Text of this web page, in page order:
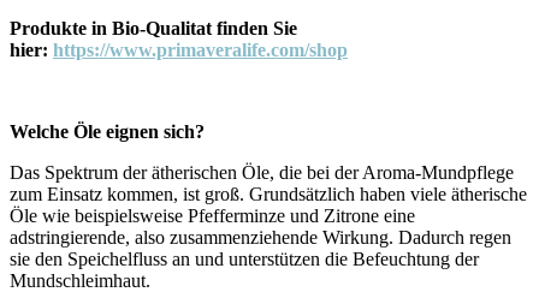
Produkte in Bio-Qualitat finden Sie
hier: https://www.primaveralife.com/shop
Welche Öle eignen sich?
Das Spektrum der ätherischen Öle, die bei der Aroma-Mundpflege
zum Einsatz kommen, ist groß. Grundsätzlich haben viele ätherische
Öle wie beispielsweise Pfefferminze und Zitrone eine
adstringierende, also zusammenziehende Wirkung. Dadurch regen
sie den Speichelfluss an und unterstützen die Befeuchtung der
Mundschleimhaut.